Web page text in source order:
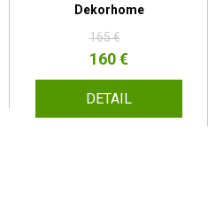
Dekorhome
165 €
160 €
DETAIL